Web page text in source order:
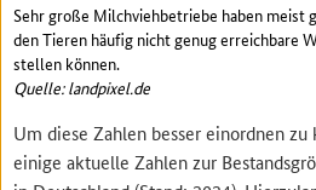
Sehr große Milchviehbetriebe haben meist
den Tieren häufig nicht genug erreichbare
stellen können.
Quelle: landpixel.de
Um diese Zahlen besser einordnen
einige aktuelle Zahlen zur